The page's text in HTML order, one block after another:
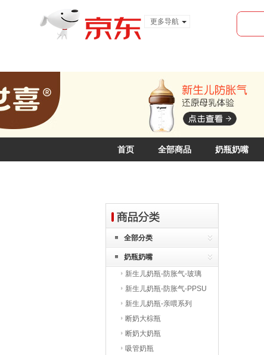
更多导航
首页 全部商品 奶瓶奶嘴
全部分类
奶瓶奶嘴
新生儿奶瓶-防胀气-玻璃
新生儿奶瓶-防胀气-PPSU
新生儿奶瓶-亲喂系列
断奶大棕瓶
断奶大奶瓶
吸管奶瓶